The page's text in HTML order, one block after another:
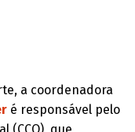
a coordenadora
é responsável pelo
(CCO), que